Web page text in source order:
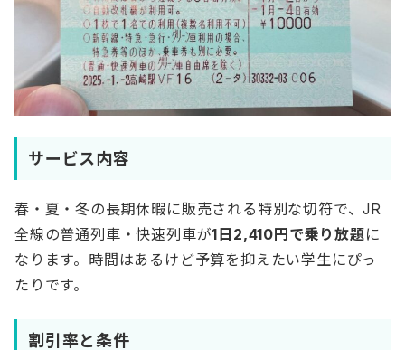
サービス内容
春・夏・冬の長期休暇に販売される特別な切符で、JR
全線の普通列車・快速列車が1日2,410円で乗り放題に
なります。時間はあるけど予算を抑えたい学生にぴっ
たりです。
割引率と条件